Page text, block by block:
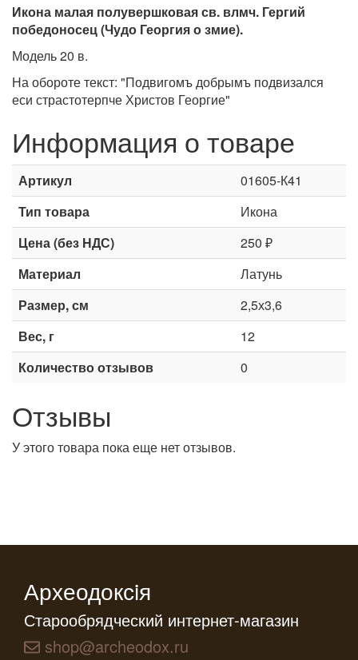
Икона малая полувершковая св. влмч. Гергий
победоносец (Чудо Георгия о змие).
Модель 20 в.
На обороте текст: "Подвигомъ добрымъ подвизался
еси страстотерпче Христов Георгие"
Информация о товаре
Артикул
01605-К41
Тип товара
Икона
Цена (без НДС)
250 ₽
Материал
Латунь
Размер, см
2,5х3,6
Вес, г
12
Количество отзывов
0
Отзывы
У этого товара пока еще нет отзывов.
Археодоксiя
Старообрядческий интернет-магазин
shop@archeodox.ru